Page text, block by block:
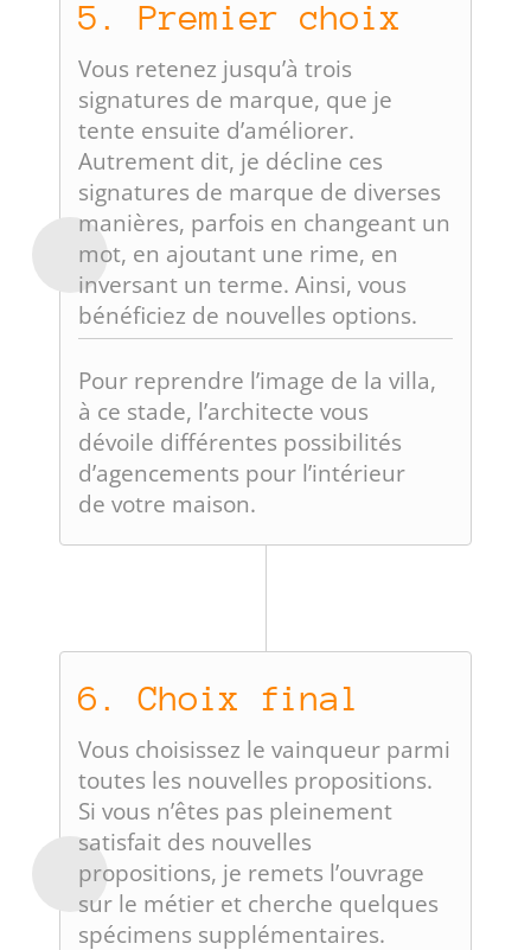
5. Premier choix
Vous retenez jusqu’à trois
signatures de marque, que je
tente ensuite d’améliorer.
Autrement dit, je décline ces
signatures de marque de diverses
manières, parfois en changeant un
mot, en ajoutant une rime, en
inversant un terme. Ainsi, vous
bénéficiez de nouvelles options.
Pour reprendre l’image de la villa,
à ce stade, l’architecte vous
dévoile différentes possibilités
d’agencements pour l’intérieur
de votre maison.
6. Choix final
Vous choisissez le vainqueur parmi
toutes les nouvelles propositions.
Si vous n’êtes pas pleinement
satisfait des nouvelles
propositions, je remets l’ouvrage
sur le métier et cherche quelques
spécimens supplémentaires.